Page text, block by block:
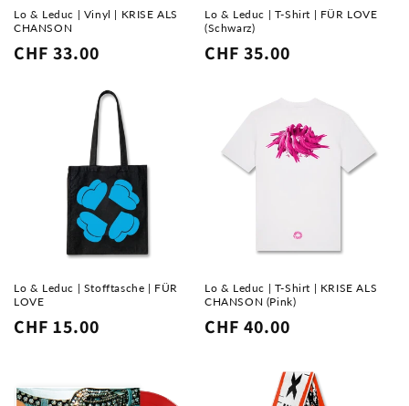
Lo & Leduc | Vinyl | KRISE ALS
CHANSON
Normaler
CHF 33.00
Lo & Leduc | T-Shirt | FÜR LOVE
(Schwarz)
Normaler
CHF 35.00
Lo & Leduc | Stofftasche | FÜR
LOVE
Normaler
CHF 15.00
Lo & Leduc | T-Shirt | KRISE ALS
CHANSON (Pink)
Normaler
CHF 40.00